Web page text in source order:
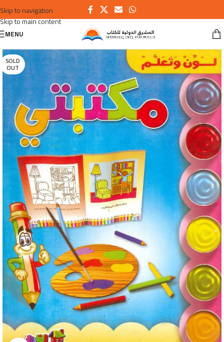
Skip to navigation
Skip to main content
MENU
SOLD
OUT